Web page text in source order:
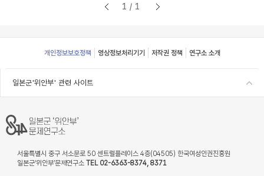
1/1
Footer
개인정보보호정책 영상정보처리기기 저작권 정책 연구소 소개
일본군'위안부' 관련 사이트
서울특별시 중구 서소문로 50 센트럴플레이스 4층(04505) 한국여성인권진흥원
일본군‘위안부’문제연구소 TEL 02-6363-8374, 8371